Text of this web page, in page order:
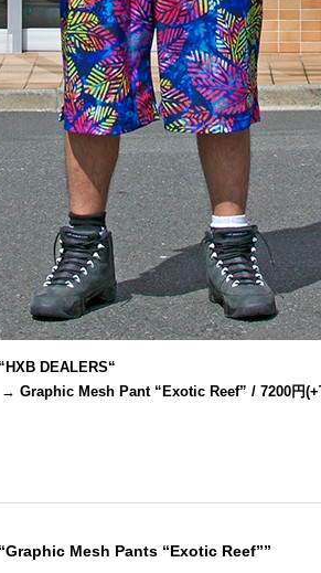
“HXB DEALERS“
→ Graphic Mesh Pant “Exotic Reef” / 7200円
Mesh Pants “Exotic Reef””